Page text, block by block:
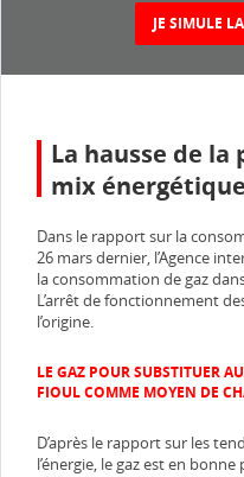
JE SIMULE
La hausse de la
mix
Dans le rapport sur la
26 mars dernier, l’Agence
la consommation de gaz
L’arrêt de fonctionnement
l’origine.
LE GAZ POUR SUBSTITUER
FIOUL COMME MOYEN DE
D’après le rapport sur les
l’énergie, le gaz est en